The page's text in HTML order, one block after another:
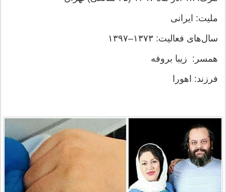
ملیت: ایرانی
سال‌های فعالیت: ۱۳۷۳–۱۳۹۷
همسر: زیبا بروفه
فرزند: اهورا